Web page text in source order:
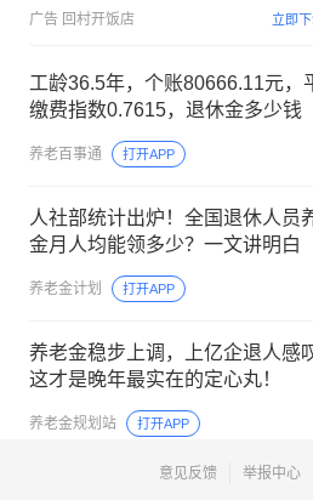
广告 回村开饭店 立即
工龄36.5年，个账80666.11元，
缴费指数0.7615，退休金多少钱
养老百事通 打开APP
人社部统计出炉！全国退休人员
金月人均能领多少？一文讲明白
养老金计划 打开APP
养老金稳步上调，上亿企退人感
这才是晚年最实在的定心丸！
养老金规划站 打开APP
意见反馈 举报中心